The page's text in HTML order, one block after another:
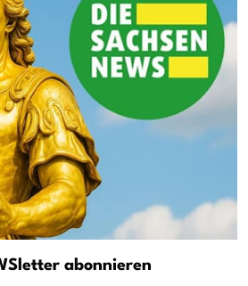
abonnieren